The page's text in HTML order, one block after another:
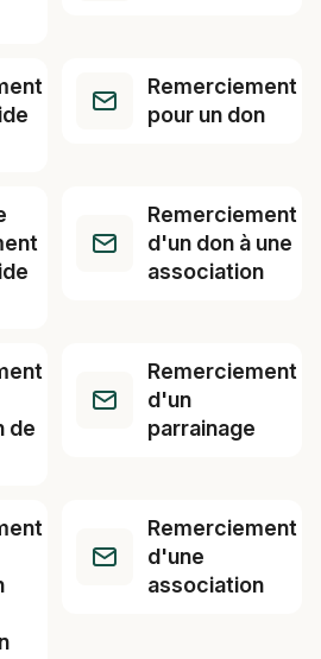
Remerciement
pour un don
Remerciement
d'un don à une
association
de
Remerciement
d'un
parrainage
Remerciement
d'une
association